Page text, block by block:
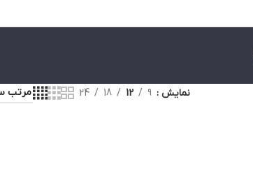
نمایش 9
12
18
24